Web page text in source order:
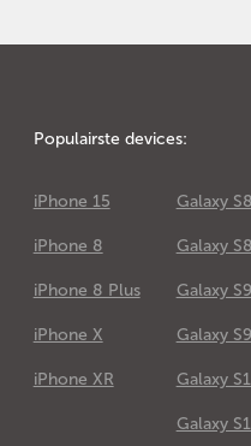
Populairste devices:
iPhone 15
iPhone 8
iPhone 8 Plus
iPhone X
iPhone XR
Galaxy S8
Galaxy
Galaxy S9
Galaxy
Galaxy
Galaxy